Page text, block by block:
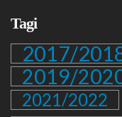
Tagi
2017/
2019/
2021/2022